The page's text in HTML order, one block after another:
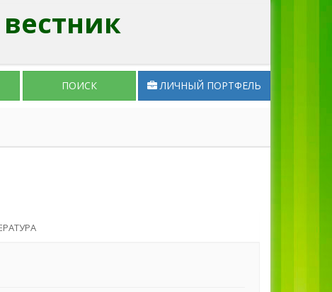
ПОИСК ЛИЧНЫЙ ПОРТФЕЛЬ